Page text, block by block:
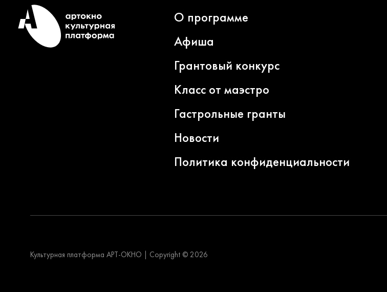
О программе
Афиша
Грантовый конкурс
Класс от маэстро
Гастрольные гранты
Новости
Политика конфиденциальности
Культурная платформа АРТ-ОКНО Copyright © 2026